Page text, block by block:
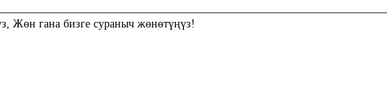
Жөн гана бизге сураныч жөнөтүңүз!